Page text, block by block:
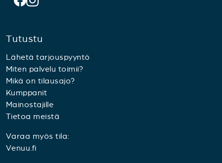
Tutustu
Lähetä tarjouspyyntö
Miten palvelu toimii?
Mikä on tilausajo?
Kumppanit
Mainostajille
Tietoa meistä
Varaa myös tila:
Venuu.fi